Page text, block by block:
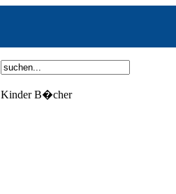
Kinder B�cher